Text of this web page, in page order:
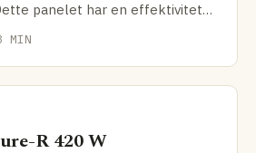
panelet har en effektivitet
MIN
R 420 W